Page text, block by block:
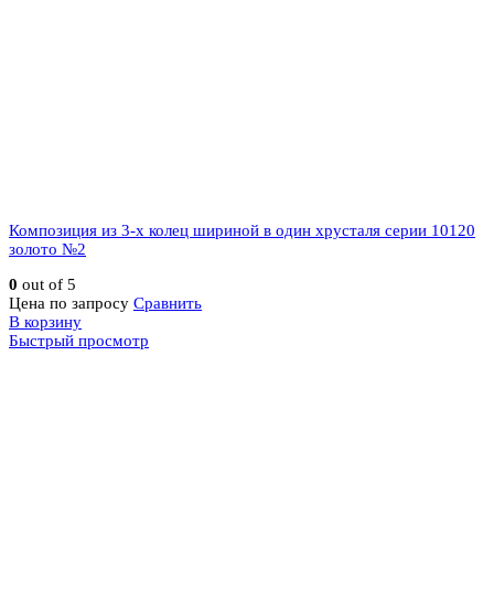
Композиция из 3-х колец шириной в один хрусталя серии 10120
золото №2
0 out of 5
Цена по запросу Сравнить
В корзину
Быстрый просмотр